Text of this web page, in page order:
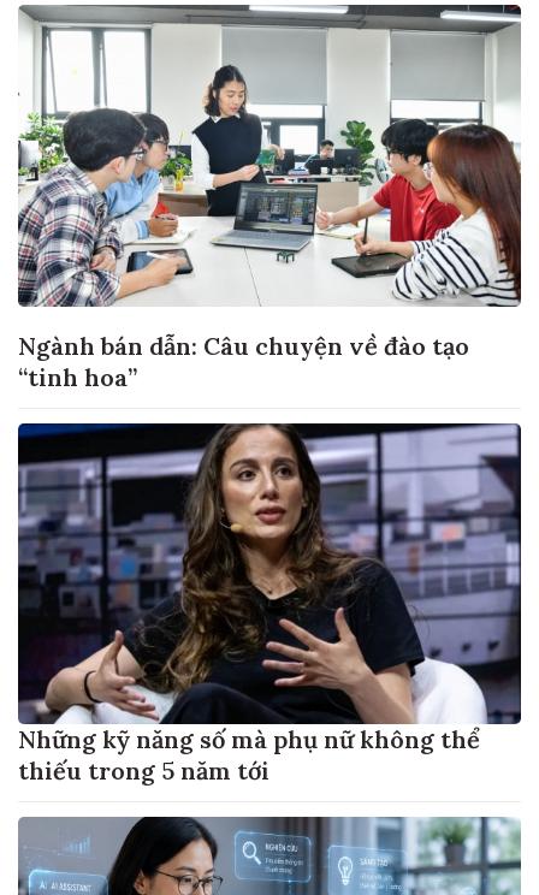
Ngành bán dẫn: Câu chuyện về đào tạo
“tinh hoa”
Những kỹ năng số mà phụ nữ không thể
thiếu trong 5 năm tới